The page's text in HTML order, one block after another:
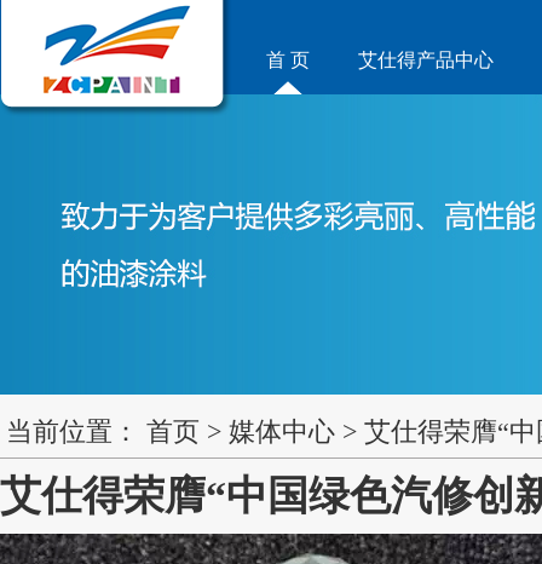
首 页 艾仕得产品中心
当前位置： 首页 > 媒体中心 > 艾仕得荣膺“
艾仕得荣膺“中国绿色汽修创